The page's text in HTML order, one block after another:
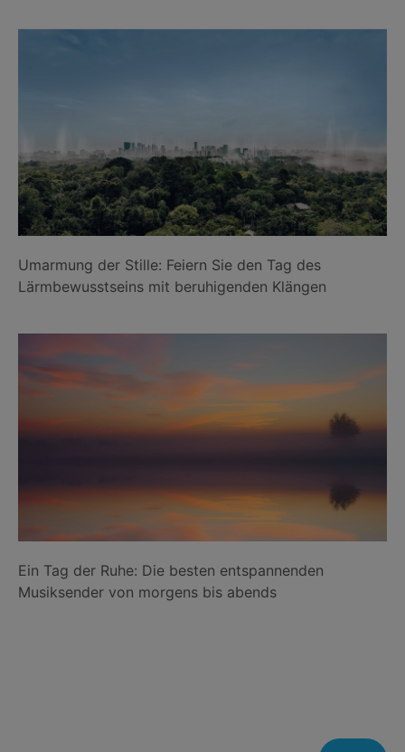
Umarmung der Stille: Feiern Sie den Tag des
Lärmbewusstseins mit beruhigenden Klängen
Ein Tag der Ruhe: Die besten entspannenden
Musiksender von morgens bis abends